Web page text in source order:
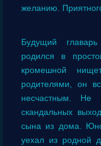
желанию.
Будущий
родился в
кромешной
родителями, он
несчастным. Не
скандальных
сына из дома.
уехал из родной